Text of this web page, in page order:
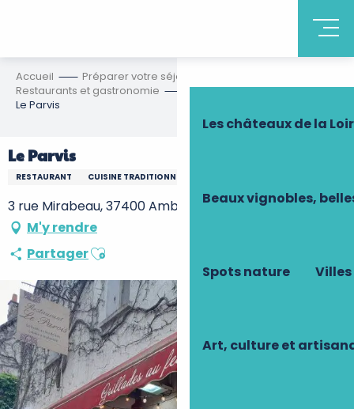
Découvrir la
Les châteaux de la
Beaux vignobles,
Spots nature
Art, culture et
Accueil
Préparer votre séjour
Restaurants et gastronomie
Tous nos restaurants
Le Parvis
Le Parvis
RESTAURANT CUISINE TRADITIONNELLE FRANÇAISE
3 rue Mirabeau, 37400 Amboise
M'y rendre
PartagerAjouter aux favoris